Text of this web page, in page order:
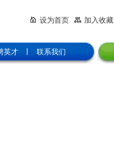
英才 联系我们
设为首页 加入收藏